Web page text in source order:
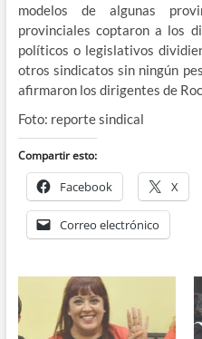
modelos de algunas
provinciales coptaron a los
políticos o legislativos
otros sindicatos sin ningún
afirmaron los dirigentes de
Foto: reporte sindical
Compartir esto:
Facebook X
Correo electrónico